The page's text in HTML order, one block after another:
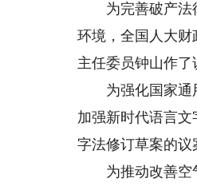
为完善破产法律
环境，全国人大
主任委员钟山作了
为强化国家通用
加强新时代语言
字法修订草案的议
为推动改善空气